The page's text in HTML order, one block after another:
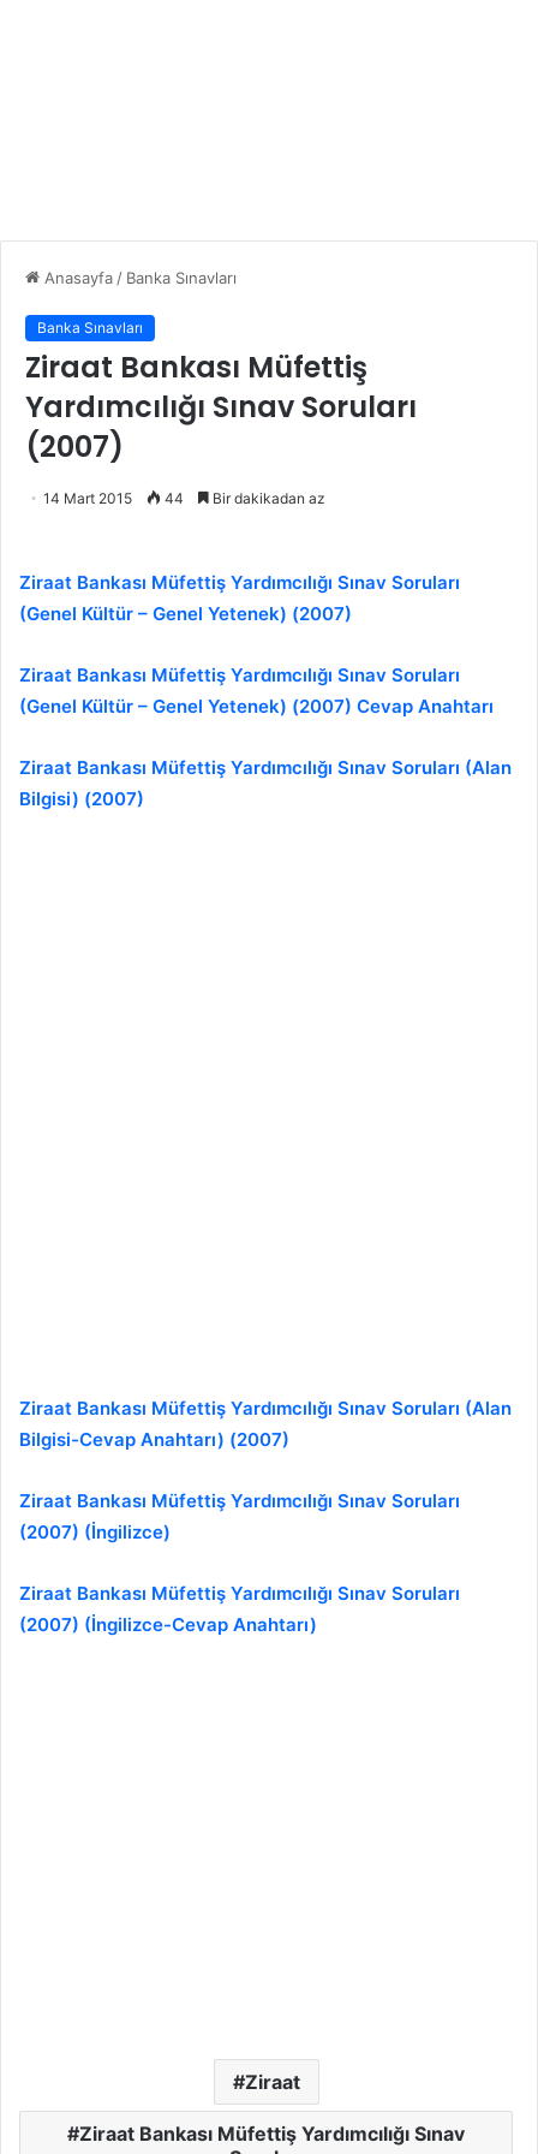
Anasayfa / Banka Sınavları
Banka Sınavları
Ziraat Bankası Müfettiş
Yardımcılığı Sınav Soruları
(2007)
14 Mart 2015 44 Bir dakikadan az
Ziraat Bankası Müfettiş Yardımcılığı Sınav Soruları
(Genel Kültür – Genel Yetenek) (2007)
Ziraat Bankası Müfettiş Yardımcılığı Sınav Soruları
(Genel Kültür – Genel Yetenek) (2007) Cevap Anahtarı
Ziraat Bankası Müfettiş Yardımcılığı Sınav Soruları (Alan
Bilgisi) (2007)
Ziraat Bankası Müfettiş Yardımcılığı Sınav Soruları (Alan
Bilgisi-Cevap Anahtarı) (2007)
Ziraat Bankası Müfettiş Yardımcılığı Sınav Soruları
(2007) (İngilizce)
Ziraat Bankası Müfettiş Yardımcılığı Sınav Soruları
(2007) (İngilizce-Cevap Anahtarı)
Ziraat
Ziraat Bankası Müfettiş Yardımcılığı Sınav